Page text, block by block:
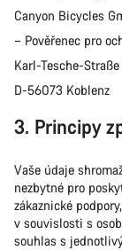
Canyon Bicycles
– Pověřenec pro
Karl-Tesche-Straße
D-56073 Koblenz
3. Principy
Vaše údaje
nezbytné pro
zákaznické
v souvislosti s
souhlas s